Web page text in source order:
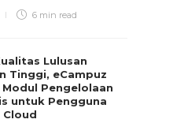
6 min read
Lulusan
Tinggi, eCampuz
Modul Pengelolaan
untuk Pengguna
Cloud